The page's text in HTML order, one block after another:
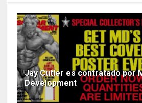
Jay Cutler es contratado por
Development